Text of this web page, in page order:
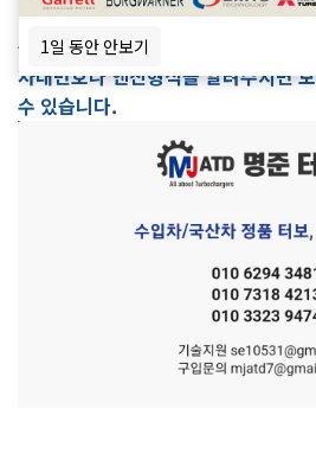
정품신품터보(파격가)와 터보엑츄에
중국산터보, 모조터보,중고터보는 취
차대번호나 엔진형식을 알려주시면
수 있습니다.
1일 동안 안보기